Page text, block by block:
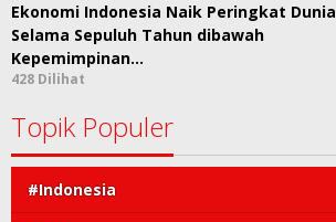
Ekonomi Indonesia Naik Peringkat Dunia
Selama Sepuluh Tahun dibawah
Kepemimpinan…
428 Dilihat
Topik Populer
#Indonesia